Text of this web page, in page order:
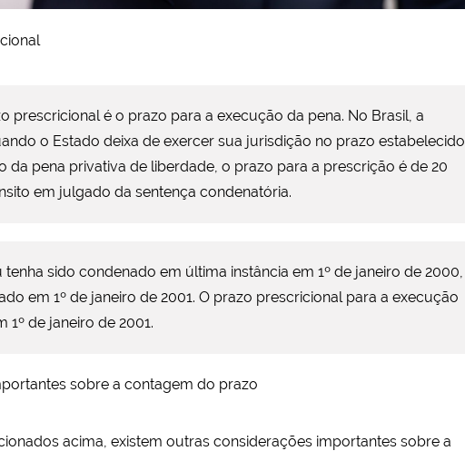
prescricional é o prazo para a execução da pena. No Brasil, a
o Estado deixa de exercer sua jurisdição no prazo estabelecido
da pena privativa de liberdade, o prazo para a prescrição é de 20
em julgado da sentença condenatória.
sido condenado em última instância em 1º de janeiro de 2000,
em 1º de janeiro de 2001. O prazo prescricional para a execução
1º de janeiro de 2001.
sobre a contagem do prazo
acima, existem outras considerações importantes sobre a